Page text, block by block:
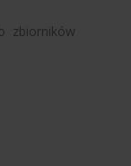
zbiorników